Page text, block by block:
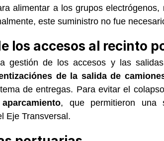
alimentar a los grupos
este suministro no fue
los accesos al recinto
gestión de los accesos y las
de la salida de
de entregas. Para evitar el
, que permitieron una
Eje Transversal.